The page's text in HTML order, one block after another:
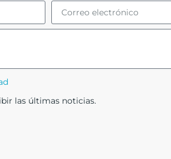
las últimas noticias.